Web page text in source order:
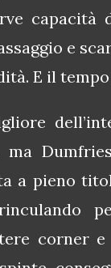
capacità
e
E il
a pieno
corner